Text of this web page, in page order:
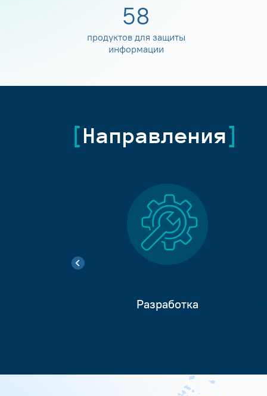
60
продуктов для защиты
информации
Направления
Разработка